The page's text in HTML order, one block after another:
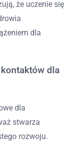
że uczenie się
dla
dla
dla
stwarza
rozwoju.